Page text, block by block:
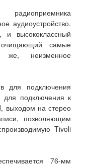
аудиоустройство.
и высококлассный
самые
неизменное
для подключения
для подключения к
выходом на стерео
позволяющим
Tivoli
76-мм